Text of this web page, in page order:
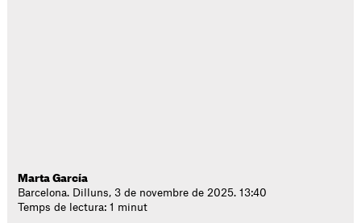
Marta García
Barcelona. Dilluns, 3 de novembre de 2025. 13:40
Temps de lectura: 1 minut